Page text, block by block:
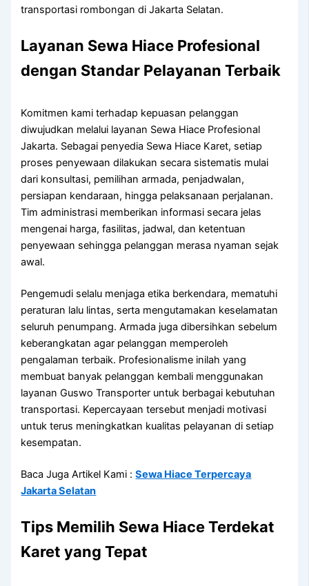
transportasi rombongan di Jakarta Selatan.
Layanan Sewa Hiace Profesional
dengan Standar Pelayanan Terbaik
Komitmen kami terhadap kepuasan pelanggan
diwujudkan melalui layanan Sewa Hiace Profesional
Jakarta. Sebagai penyedia Sewa Hiace Karet, setiap
proses penyewaan dilakukan secara sistematis mulai
dari konsultasi, pemilihan armada, penjadwalan,
persiapan kendaraan, hingga pelaksanaan perjalanan.
Tim administrasi memberikan informasi secara jelas
mengenai harga, fasilitas, jadwal, dan ketentuan
penyewaan sehingga pelanggan merasa nyaman sejak
awal.
Pengemudi selalu menjaga etika berkendara, mematuhi
peraturan lalu lintas, serta mengutamakan keselamatan
seluruh penumpang. Armada juga dibersihkan sebelum
keberangkatan agar pelanggan memperoleh
pengalaman terbaik. Profesionalisme inilah yang
membuat banyak pelanggan kembali menggunakan
layanan Guswo Transporter untuk berbagai kebutuhan
transportasi. Kepercayaan tersebut menjadi motivasi
untuk terus meningkatkan kualitas pelayanan di setiap
kesempatan.
Baca Juga Artikel Kami :Sewa Hiace Terpercaya
Jakarta Selatan
Tips Memilih Sewa Hiace Terdekat
Karet yang Tepat